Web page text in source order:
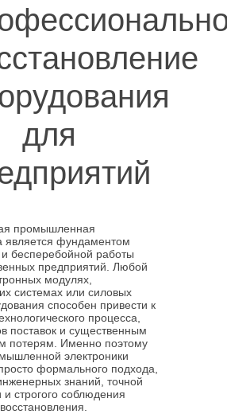
для
промышленная
является фундаментом
бесперебойной работы
предприятий. Любой
модулях,
системах или силовых
способен привести к
процесса,
поставок и существенным
потерям. Именно поэтому
электроники
формального подхода,
знаний, точной
и строгого соблюдения